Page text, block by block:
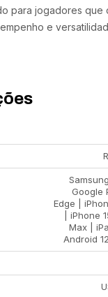
para jogadores que
e
Google
Edge |
| iPhone
Max |
Android